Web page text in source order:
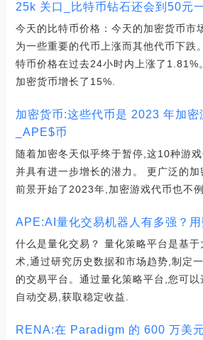
25k 关口_比特币钻石还会到50元
今天的比特币价格：今天的加密货币市
为一些重要的代币上涨而其他代币下跌
特币价格在过去24小时内上涨了1.81%
加密货币增长了15%.
加密货币:这些代币是 2023 年加密
_APE$币
随着加密冬天似乎终于暂停,这10种游
并具有进一步增长的潜力。 更广泛的加
前景开始了2023年,加密游戏代币也不
APE:AI量化交易机器人有多强？
什么是量化交易？ 量化策略平台是基
术,通过研究历史数据和市场趋势,制定
的交易平台。通过量化策略平台,您可
自动交易,获取稳定收益.
RENA:在 Paradigm 的 600 万美元